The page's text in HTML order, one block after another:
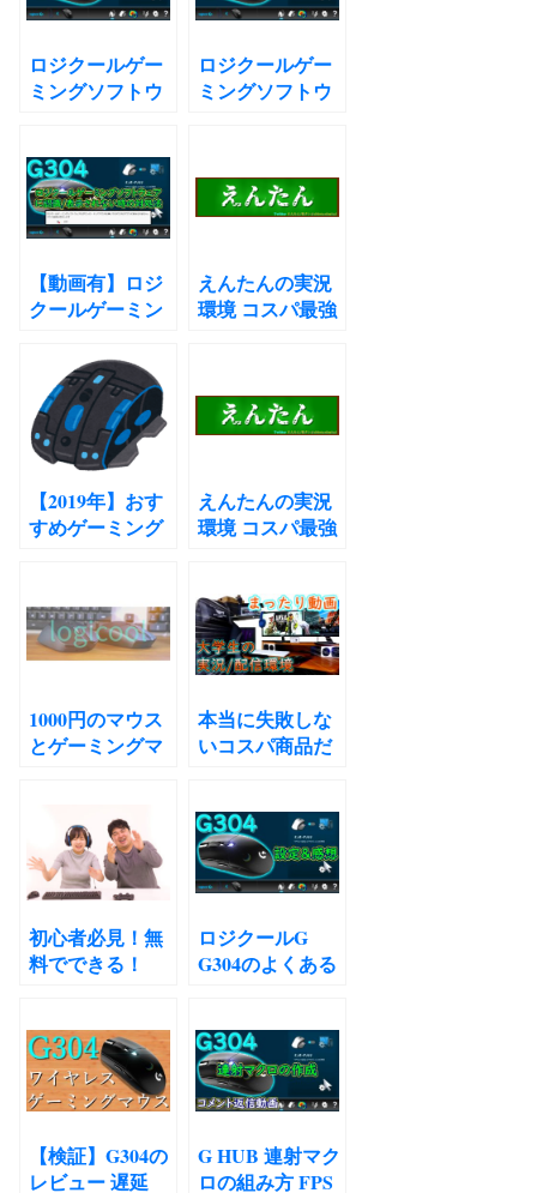
ロジクールゲー
ミングソフトウ
ルの作り方 G304
ロジクールゲー
ミングソフトウ
想 おすすめワイ
ヤレスゲーミン
グマウス レビュ
ロジクールゲー
ミングソフトウ
ーミングマウス
G304 Logicool G
【動画有】ロジ
クールゲーミン
にマウスデバイ
スが表示されな
い認識されない
ときの対処法！
えんたんの実況
環境 コスパ最強
【2019年】おす
すめゲーミング
介！
えんたんの実況
環境 コスパ最強
1000円のマウス
とゲーミングマ
本当に失敗しな
いコスパ商品だ
機材紹介！ゲー
ミングPCにチェ
ア、マイク、モ
ィオインターフ
ェース、キャプ
チャボード！
初心者必見！無
料でできる！
だ！プレイする
時に意識するだ
けで上達する最
ニング方法
ロジクールG
G304のよくある
の感想レビュー
Logicool G ゲー
ミングマウス 無
センサー
LIGHTSPEED
【検証】G304の
レビュー 遅延
G HUB 連射マク
ロの組み方 FPS